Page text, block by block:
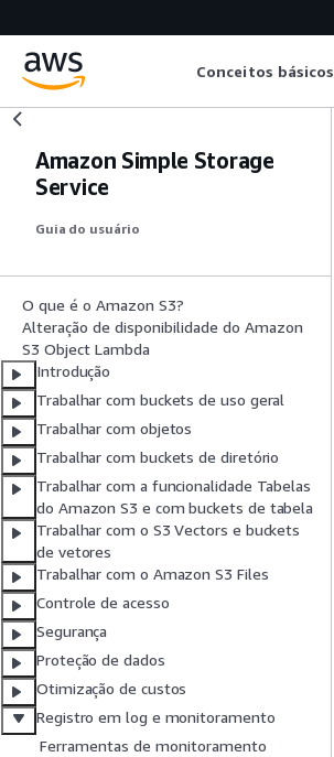
Conceitos básicos
Amazon Simple Storage
Service
Guia do usuário
O que é o Amazon S3?
Alteração de disponibilidade do Amazon
S3 Object Lambda
Introdução
Trabalhar com buckets de uso geral
Trabalhar com objetos
Trabalhar com buckets de diretório
Trabalhar com a funcionalidade Tabelas
do Amazon S3 e com buckets de tabela
Trabalhar com o S3 Vectors e buckets
de vetores
Trabalhar com o Amazon S3 Files
Controle de acesso
Segurança
Proteção de dados
Otimização de custos
Registro em log e monitoramento
Ferramentas de monitoramento